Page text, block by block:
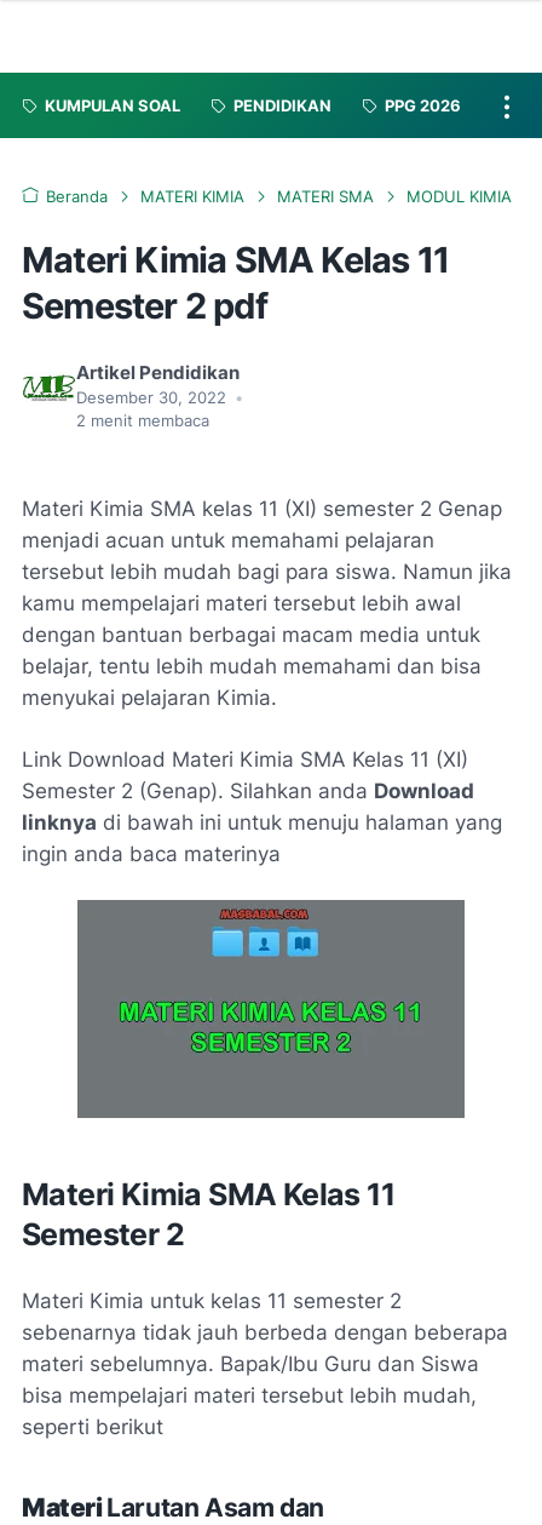
KUMPULAN SOAL PENDIDIKAN PPG 2026
Beranda MATERI KIMIA MATERI SMA MODUL KIMIA
Materi Kimia SMA Kelas 11
Semester 2 pdf
Artikel Pendidikan
Desember 30, 2022
•
2 menit membaca
Materi Kimia SMA kelas 11 (XI) semester 2 Genap
menjadi acuan untuk memahami pelajaran
tersebut lebih mudah bagi para siswa. Namun jika
kamu mempelajari materi tersebut lebih awal
dengan bantuan berbagai macam media untuk
belajar, tentu lebih mudah memahami dan bisa
menyukai pelajaran Kimia.
Link Download Materi Kimia SMA Kelas 11 (XI)
Semester 2 (Genap). Silahkan anda Download
linknya di bawah ini untuk menuju halaman yang
ingin anda baca materinya
Materi Kimia SMA Kelas 11
Semester 2
Materi Kimia untuk kelas 11 semester 2
sebenarnya tidak jauh berbeda dengan beberapa
materi sebelumnya. Bapak/Ibu Guru dan Siswa
bisa mempelajari materi tersebut lebih mudah,
seperti berikut
MateriLarutan Asam dan